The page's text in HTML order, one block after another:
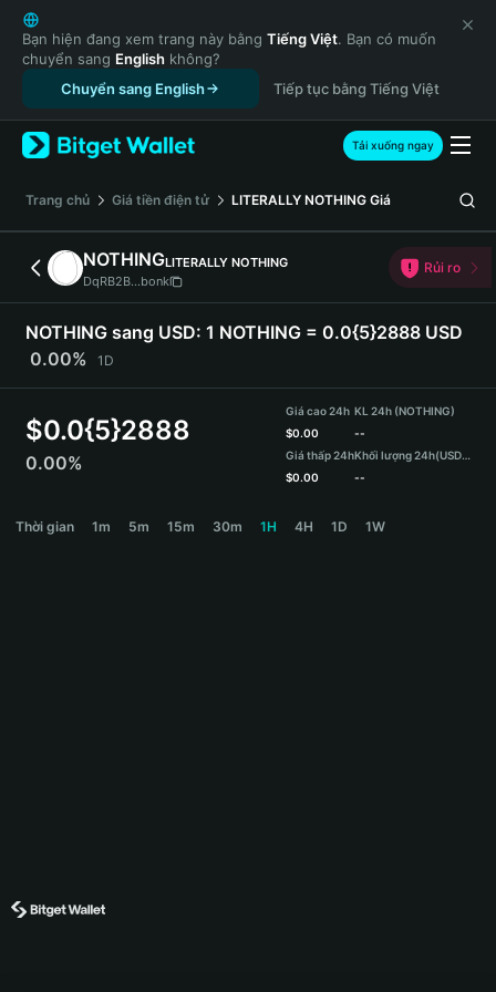
English
日本語
Tiếng Việt
Русский
Español (Latinoamérica)
Türkçe
Français
Deutsch
简体中文
繁體中文
Português (Portugal)
Bahasa Indonesia
ภาษาไทย
हिन्दी
Español
Português (Brasil)
Bạn hiện đang xem trang này bằng Tiếng Việt. Bạn có muốn
chuyển sang English không?
Chuyển sang English
Tiếp tục bằng Tiếng Việt
Tải xuống ngay
‌Trang chủ Giá tiền điện tử LITERALLY NOTHING Giá
NOTHINGLITERALLY NOTHING
DqRB2B...bonk
Rủi ro
NOTHING sang USD: 1 NOTHING = 0.0{5}2888 USD
0.00%
1D
$0.0{5}2888
0.00%
Giá cao 24h
$0.00
Giá thấp 24h
$0.00
KL 24h (NOTHING)
--
Khối lượng 24h(USDT)
--
Thời gian 1m 5m 15m 30m 1H 4H 1D 1W